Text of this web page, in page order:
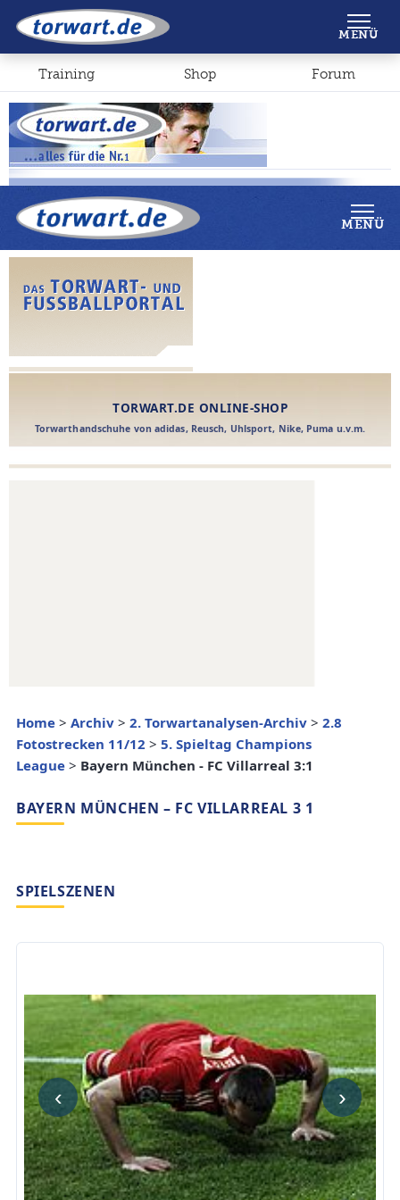
Shop Forum
MENÜ
Home > Archiv > 2. Torwartanalysen-Archiv > 2.8
Fotostrecken 11/12 > 5. Spieltag Champions
League > Bayern München - FC Villarreal 3:1
BAYERN MÜNCHEN – FC VILLARREAL 3 1
SPIELSZENEN
‹ ›